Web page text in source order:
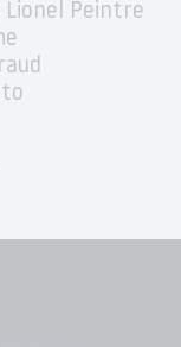
Lionel Peintre